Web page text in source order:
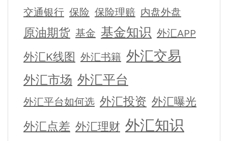
交通银行 保险 保险理赔 内盘外盘
原油期货 基金 基金知识 外汇APP
外汇K线图 外汇书籍 外汇交易
外汇市场 外汇平台
外汇平台如何选 外汇投资 外汇曝光
外汇点差 外汇理财 外汇知识